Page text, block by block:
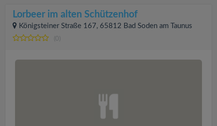
Lorbeer im alten Schützenhof
Königsteiner Straße 167, 65812 Bad Soden am Taunus
(0)